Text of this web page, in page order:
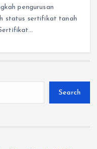
pengurusan
status sertifikat tanah
Search